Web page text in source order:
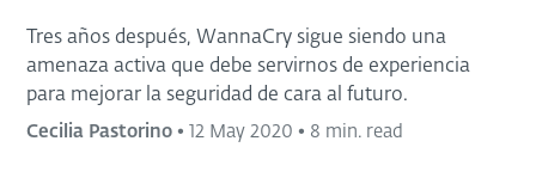
Tres años después, WannaCry sigue siendo una
amenaza activa que debe servirnos de experiencia
para mejorar la seguridad de cara al futuro.
Cecilia Pastorino • 12 May 2020 • 8 min. read